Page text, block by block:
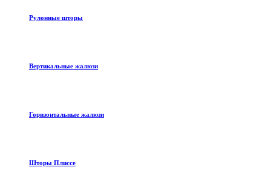
Рулонные шторы
Вертикальные жалюзи
Горизонтальные жалюзи
Шторы Плиссе